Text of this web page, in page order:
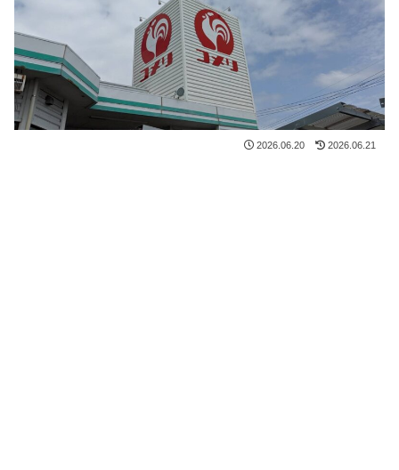
2026.06.20 2026.06.21